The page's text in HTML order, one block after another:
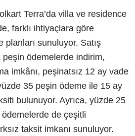
Terra’da villa ve residence
farklı ihtiyaçlara göre
planları sunuluyor. Satış
peşin ödemelerde indirim,
imkânı, peşinatsız 12 ay vade
35 peşin ödeme ile 15 ay
bulunuyor. Ayrıca, yüzde 25
de çeşitli
taksit imkanı sunuluyor.